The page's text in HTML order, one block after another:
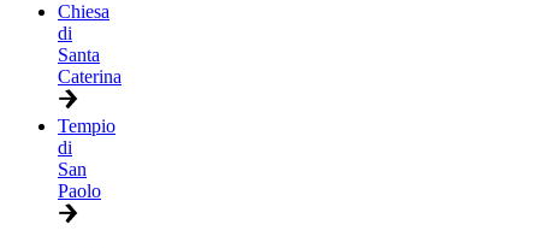
Chiesa
di
Santa
Caterina
Tempio
di
San
Paolo